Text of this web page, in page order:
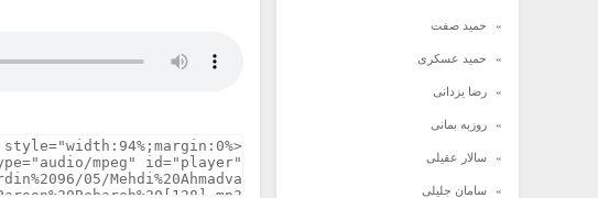
حمید صفت
حمید عسکری
رضا یزدانی
روزبه بمانی
سالار عقیلی
سامان جلیلی